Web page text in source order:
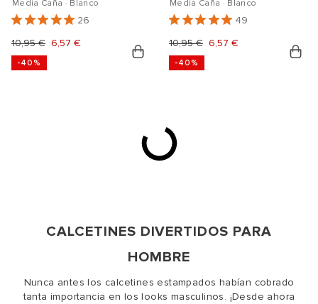
Media Caña · Blanco
26
Precio
habitual
10,95 €
Precio
de
6,57 €
-40%
Media Caña · Blanco
49
Precio
habitual
10,95 €
Precio
de
6,57 €
-40%
CALCETINES DIVERTIDOS PARA
HOMBRE
Nunca antes los calcetines estampados habían cobrado
tanta importancia en los looks masculinos. ¡Desde ahora